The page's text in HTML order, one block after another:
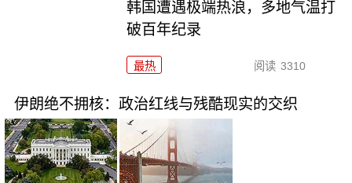
韩国遭遇极端热浪，多地气温打
破百年纪录
最热 阅读 3310
伊朗绝不拥核：政治红线与残酷现实的交织